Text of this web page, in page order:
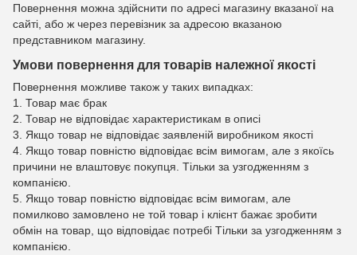
Повернення можна здійснити по адресі магазину вказаної на
сайті, або ж через перевізник за адресою вказаною
представником магазину.
Умови повернення для товарів належної якості
Повернення можливе також у таких випадках:
1. Товар має брак
2. Товар не відповідає характеристикам в описі
3. Якщо товар не відповідає заявленій виробником якості
4. Якщо товар повністю відповідає всім вимогам, але з якоїсь
причини не влаштовує покупця. Тільки за узгодженням з
компанією.
5. Якщо товар повністю відповідає всім вимогам, але
помилково замовлено не той товар і клієнт бажає зробити
обмін на товар, що відповідає потребі Тільки за узгодженням з
компанією.